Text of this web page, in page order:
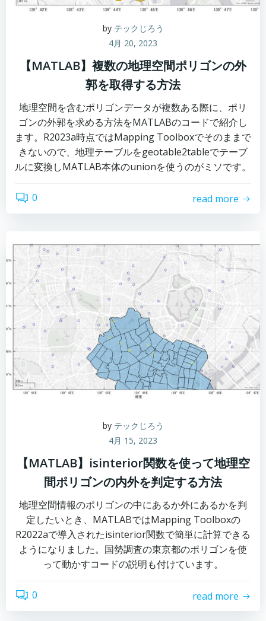
by テックじろう
4月 20, 2023
【MATLAB】複数の地理空間ポリゴンの外
郭を取得する方法
地理空間を含むポリゴンデータが複数ある際に、ポリ
ゴンの外郭を求める方法をMATLABのコードで紹介し
ます。R2023a時点ではMapping Toolboxでそのままで
きないので、地理テーブルをgeotable2tableでテーブ
ルに変換しMATLAB本体のunionを使うのがミソです。
0 read more
by テックじろう
4月 15, 2023
【MATLAB】isinterior関数を使って地理空
間ポリゴンの内外を判定する方法
地理空間情報のポリゴンの中にあるか外にあるかを判
定したいとき、MATLABではMapping Toolboxの
R2022aで導入されたisinterior関数で簡単に計算できる
ようになりました。国勢調査の東京都のポリゴンを使
って動かすコードの説明も付けています。
0 read more